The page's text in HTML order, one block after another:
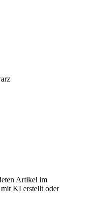
Artikel im
KI erstellt oder